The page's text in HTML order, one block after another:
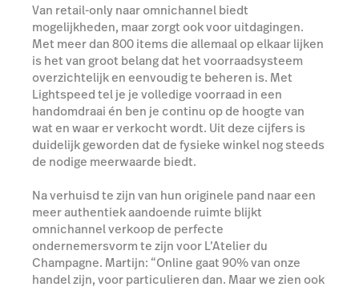
Van retail-only naar omnichannel biedt
mogelijkheden, maar zorgt ook voor uitdagingen.
Met meer dan 800 items die allemaal op elkaar lijken
is het van groot belang dat het voorraadsysteem
overzichtelijk en eenvoudig te beheren is. Met
Lightspeed tel je je volledige voorraad in een
handomdraai én ben je continu op de hoogte van
wat en waar er verkocht wordt. Uit deze cijfers is
duidelijk geworden dat de fysieke winkel nog steeds
de nodige meerwaarde biedt.
Na verhuisd te zijn van hun originele pand naar een
meer authentiek aandoende ruimte blijkt
omnichannel verkoop de perfecte
ondernemersvorm te zijn voor L’Atelier du
Champagne. Martijn: “Online gaat 90% van onze
handel zijn, voor particulieren dan. Maar we zien ook